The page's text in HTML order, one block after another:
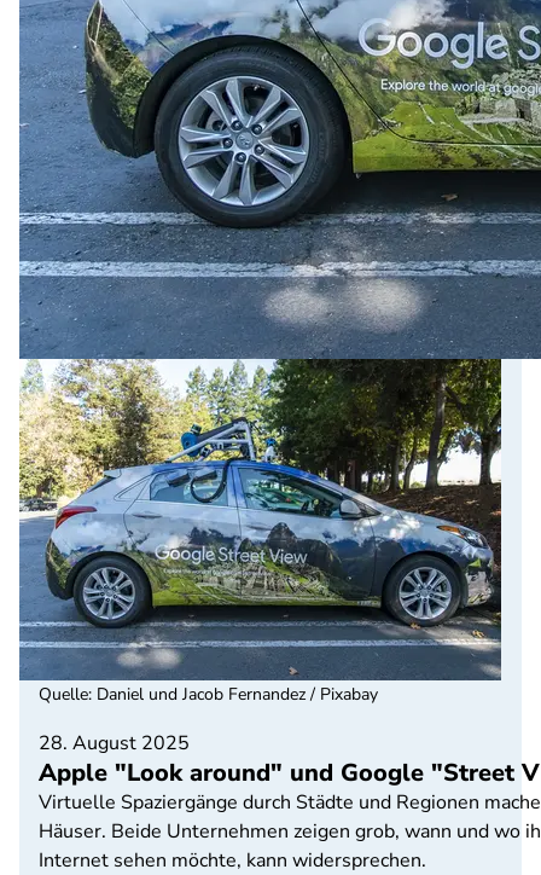
28. August 2025
Apple "Look around" und Google "Street
Virtuelle Spaziergänge durch Städte und Regionen
Häuser. Beide Unternehmen zeigen grob, wann und wo
Internet sehen möchte, kann widersprechen.
Quelle: Daniel und Jacob Fernandez / Pixabay